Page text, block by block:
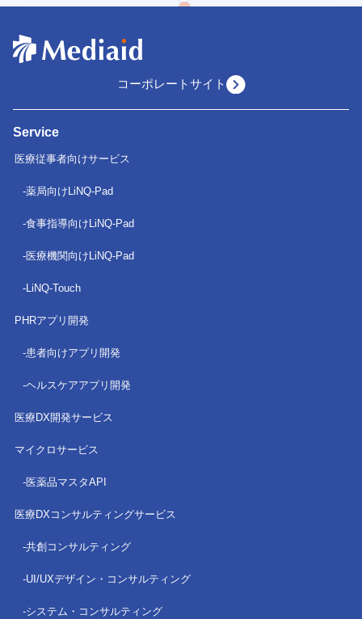
コーポレートサイト
Service
医療従事者向けサービス
薬局向けLiNQ-Pad
食事指導向けLiNQ-Pad
医療機関向けLiNQ-Pad
LiNQ-Touch
PHRアプリ開発
患者向けアプリ開発
ヘルスケアアプリ開発
医療DX開発サービス
マイクロサービス
医薬品マスタAPI
医療DXコンサルティングサービス
共創コンサルティング
UI/UXデザイン・コンサルティング
システム・コンサルティング